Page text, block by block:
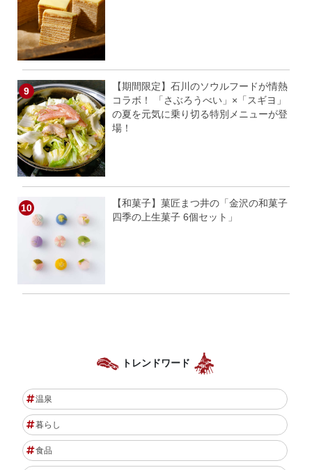
【期間限定】石川のソウルフードが情熱
コラボ！ 「さぶろうべい」×「スギヨ」
の夏を元気に乗り切る特別メニューが登
場！
【和菓子】菓匠まつ井の「金沢の和菓子
四季の上生菓子 6個セット」
トレンドワード
温泉
暮らし
食品